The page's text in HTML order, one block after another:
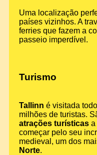
Uma localização
países vizinhos. A
ferries que fazem a
passeio imperdível.
Turismo
Tallinn é visitada
milhões de turistas.
atrações turísticas a
começar pelo seu
medieval, um dos
Norte.